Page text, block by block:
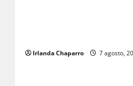
Irlanda Chaparro 7 agosto,